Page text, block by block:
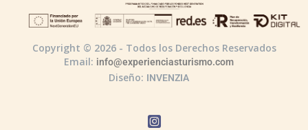
Copyright © 2026 - Todos los Derechos Reservados
Email: info@experienciasturismo.com
Diseño: INVENZIA